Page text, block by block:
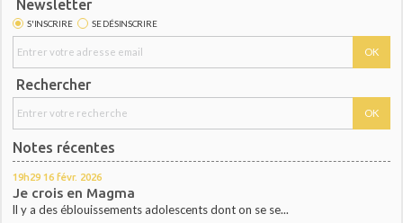
Newsletter
S'INSCRIRE SE DÉSINSCRIRE
Rechercher
Notes récentes
19h29 16 févr. 2026
Je crois en Magma
ll y a des éblouissements adolescents dont on se se...